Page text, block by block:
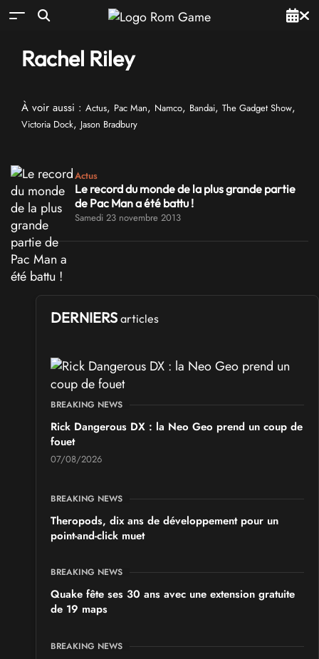
Rachel Riley
À voir aussi : Actus, Pac Man, Namco, Bandai, The Gadget Show,
Victoria Dock, Jason Bradbury
Actus
Le record du monde de la plus grande partie
de Pac Man a été battu !
Samedi 23 novembre 2013
DERNIERS articles
BREAKING NEWS
Rick Dangerous DX : la Neo Geo prend un coup de
fouet
07/08/2026
BREAKING NEWS
Theropods, dix ans de développement pour un
point-and-click muet
BREAKING NEWS
Quake fête ses 30 ans avec une extension gratuite
de 19 maps
BREAKING NEWS